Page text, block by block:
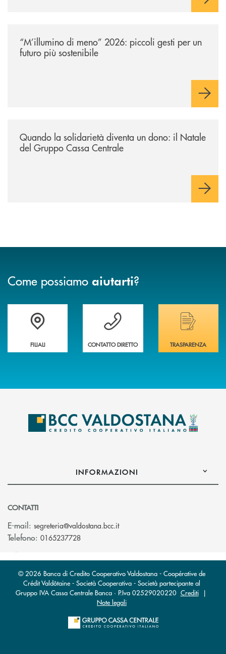
“M’illumino di meno” 2026: piccoli gesti per un
futuro più sostenibile
Quando la solidarietà diventa un dono: il Natale
del Gruppo Cassa Centrale
Come possiamo aiutarti?
Trova la filiale più vicina a te
FILIALI
Hai bisogno di assistenza immediata ?
CONTATTO DIRETTO
Hai bisogno di
TRASPARENZA
INFORMAZIONI
CONTATTI
E-mail: segreteria@valdostana.bcc.it(si apre l’app di posta
Telefono: 0165237728
© 2026 Banca di Credito Cooperativo Valdostana - Coopérative de
Crédit Valdôtaine - Società Cooperativa - Società partecipante al
Gruppo IVA Cassa Centrale Banca · P.Iva 02529020220 Crediti|
Note legali